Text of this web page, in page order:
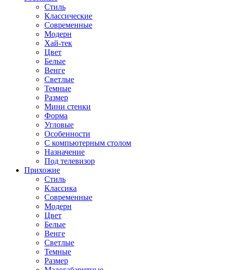
Стиль
Классические
Современные
Модерн
Хай-тек
Цвет
Белые
Венге
Светлые
Темные
Размер
Мини стенки
Форма
Угловые
Особенности
С компьютерным столом
Назначение
Под телевизор
Прихожие
Стиль
Классика
Современные
Модерн
Цвет
Белые
Венге
Светлые
Темные
Размер